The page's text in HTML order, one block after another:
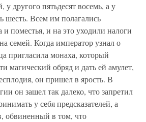
у другого пятьдесят восемь, а у
шесть. Всем им полагались
и поместья, и на это уходили налоги
семей. Когда император узнал о
пригласила монаха, который
магический обряд и дать ей амулет,
он пришел в ярость. В
он зашел так далеко, что запретил
у себя предсказателей, а
обвиненный в том, что